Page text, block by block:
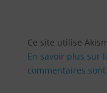
Ce site utilise
En savoir plus sur
commentaires